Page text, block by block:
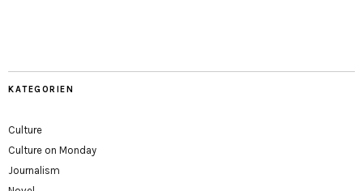
KATEGORIEN
Culture
Culture on Monday
Journalism